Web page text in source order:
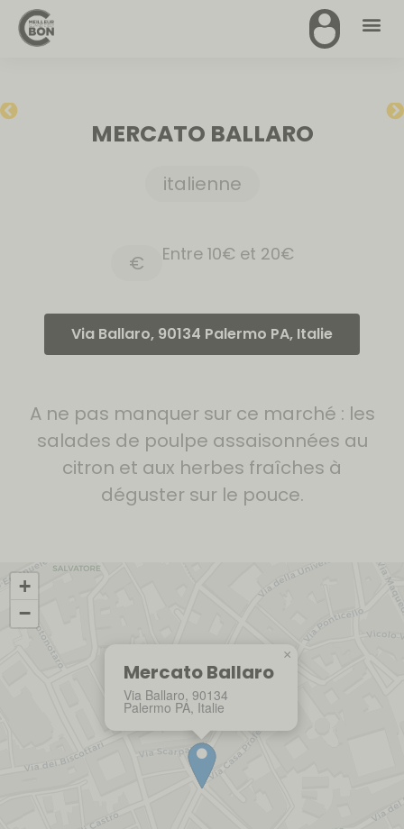
MERCATO BALLARO
italienne
€ Entre 10€ et 20€
Via Ballaro, 90134 Palermo PA, Italie
A ne pas manquer sur ce marché : les
salades de poulpe assaisonnées au
citron et aux herbes fraîches à
déguster sur le pouce.
Mercato Ballaro
Via Ballaro, 90134
Palermo PA, Italie
×
+
−